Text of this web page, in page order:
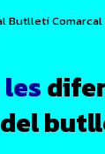
Butlletí